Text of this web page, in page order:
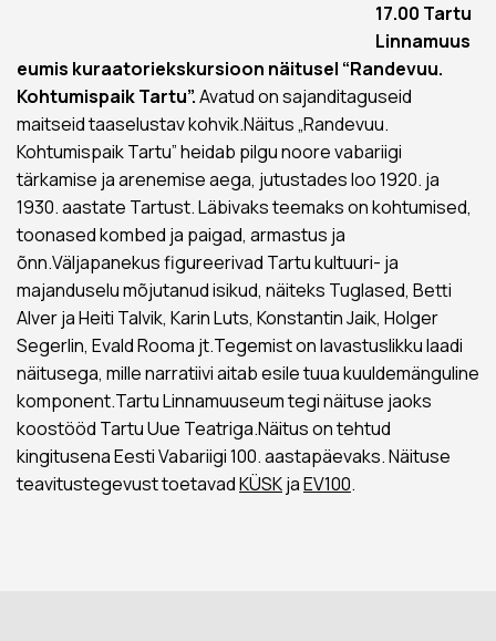
17.00 Tartu
Linnamuus
eumis kuraatoriekskursioon näitusel “Randevuu.
Kohtumispaik Tartu”.Avatud on sajanditaguseid
maitseid taaselustav kohvik.Näitus „Randevuu.
Kohtumispaik Tartu” heidab pilgu noore vabariigi
tärkamise ja arenemise aega, jutustades loo 1920. ja
1930. aastate Tartust. Läbivaks teemaks on kohtumised,
toonased kombed ja paigad, armastus ja
õnn.Väljapanekus figureerivad Tartu kultuuri- ja
majanduselu mõjutanud isikud, näiteks Tuglased, Betti
Alver ja Heiti Talvik, Karin Luts, Konstantin Jaik, Holger
Segerlin, Evald Rooma jt.Tegemist on lavastuslikku laadi
näitusega, mille narratiivi aitab esile tuua kuuldemänguline
komponent.Tartu Linnamuuseum tegi näituse jaoks
koostööd Tartu Uue Teatriga.Näitus on tehtud
kingitusena Eesti Vabariigi 100. aastapäevaks. Näituse
teavitustegevust toetavadKÜSKjaEV100.